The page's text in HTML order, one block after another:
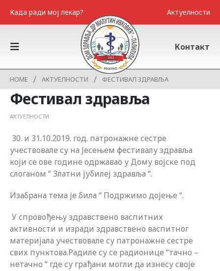
Када ради мој лекар? Актуелности
Контакт
HOME АКТУЕЛНОСТИ ФЕСТИВАЛ ЗДРАВЉА
Фестивал здравља
АКТУЕЛНОСТИ
30. и 31.10.2019. год. патронажне сестре
учествовале су на Јесењем фестивалу здравља
који се ове године одржавао у Дому војске под
слоганом “ Златни јубилеј здравља “.
Изабрана тема је била “ Подржимо дојење “.
У спровођењу здравствено васпитних
активности и изради здравствено васпитног
материјала учествовале су патронажне сестре
свих пунктова.Радиле су се радионице “тачно –
нетачно “ где су грађани могли да изнесу своје